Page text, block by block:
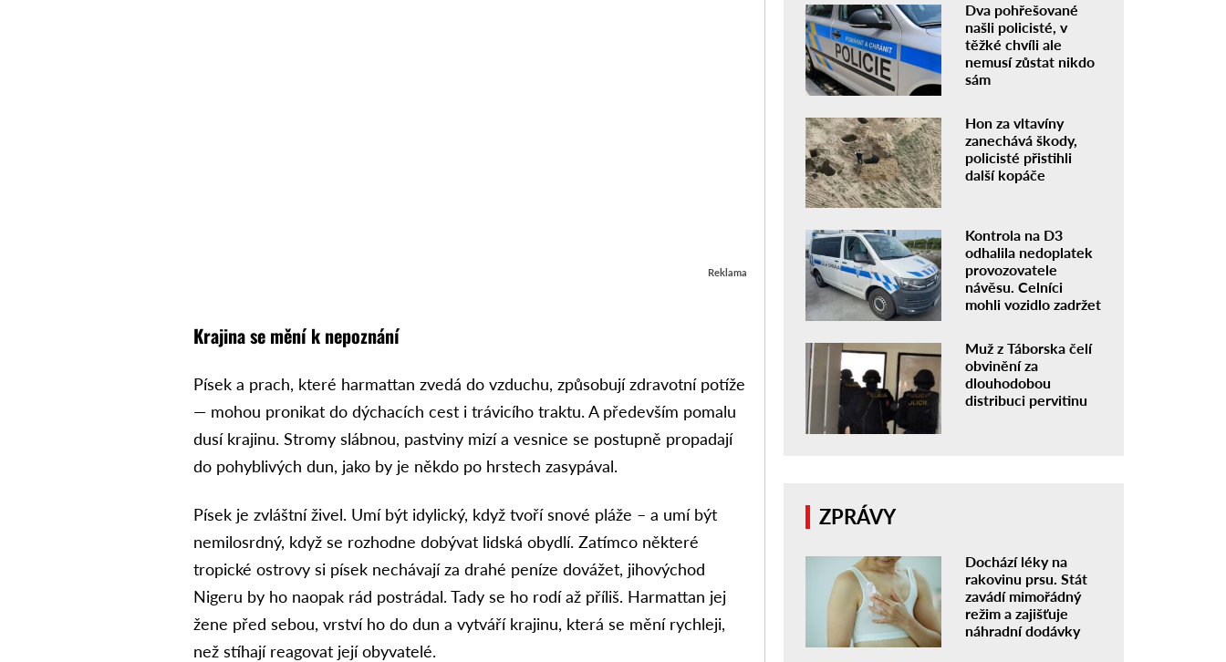
Reklama
Krajina se mění k nepoznání
Písek a prach, které harmattan zvedá do vzduchu, způsobují zdravotní potíže
— mohou pronikat do dýchacích cest i trávicího traktu. A především pomalu
dusí krajinu. Stromy slábnou, pastviny mizí a vesnice se postupně propadají
do pohyblivých dun, jako by je někdo po hrstech zasypával.
Písek je zvláštní živel. Umí být idylický, když tvoří snové pláže – a umí být
nemilosrdný, když se rozhodne dobývat lidská obydlí. Zatímco některé
tropické ostrovy si písek nechávají za drahé peníze dovážet, jihovýchod
Nigeru by ho naopak rád postrádal. Tady se ho rodí až příliš. Harmattan jej
žene před sebou, vrství ho do dun a vytváří krajinu, která se mění rychleji,
než stíhají reagovat její obyvatelé.
Dva pohřešované
našli policisté, v
těžké chvíli ale
nemusí zůstat nikdo
sám
Hon za vltavíny
zanechává škody,
policisté přistihli
další kopáče
Kontrola na D3
odhalila nedoplatek
provozovatele
návěsu. Celníci
mohli vozidlo zadržet
Muž z Táborska čelí
obvinění za
dlouhodobou
distribuci pervitinu
ZPRÁVY
Dochází léky na
rakovinu prsu. Stát
zavádí mimořádný
režim a zajišťuje
náhradní dodávky